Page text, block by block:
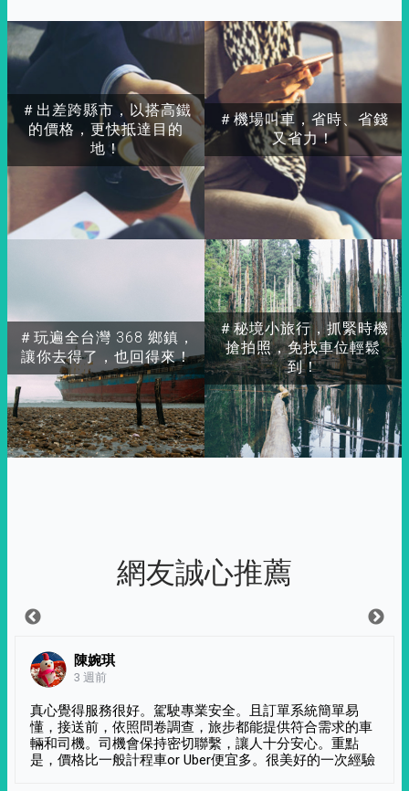
＃出差跨縣市，以搭高鐵
的價格，更快抵達目的
地！
＃玩遍全台灣 368 鄉鎮，
讓你去得了，也回得來！
＃秘境小旅行，抓緊時機
搶拍照，免找車位輕鬆
到！
＃機場叫車，省時、省錢
又省力！
網友誠心推薦
陳婉琪
3 週前
真心覺得服務很好。駕駛專業安全。且訂單系統簡單易
懂，接送前，依照問卷調查，旅步都能提供符合需求的車
輛和司機。司機會保持密切聯繫，讓人十分安心。重點
是，價格比一般計程車or Uber便宜多。很美好的一次經驗